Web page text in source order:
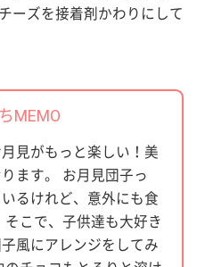
ーズを接着剤かわりにして
MEMO
見がもっと楽しい！美
ます。 お月見団子っ
るけれど、意外にも食
こで、子供達も大好き
風にアレンジをしてみ